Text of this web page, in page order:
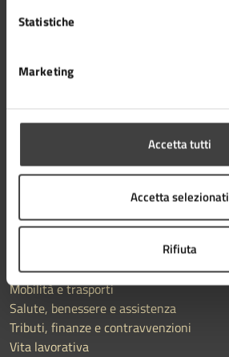
Statistiche
Marketing
Accetta tutti
Accetta selezionati
Rifiuta
Politici
Autorizzazioni
Educazione e formazione
Giustizia e sicurezza pubblica
Imprese e commercio
Mobilità e trasporti
Salute, benessere e assistenza
Tributi, finanze e contravvenzioni
Vita lavorativa